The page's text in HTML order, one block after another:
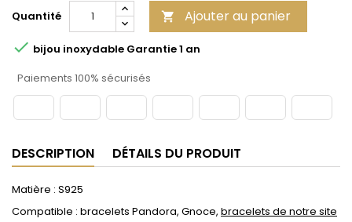
Quantité
 Ajouter au panier
 bijou inoxydable Garantie 1 an
Paiements 100% sécurisés
DESCRIPTION DÉTAILS DU PRODUIT
Matière : S925
Compatible : bracelets Pandora, Gnoce, bracelets de notre site